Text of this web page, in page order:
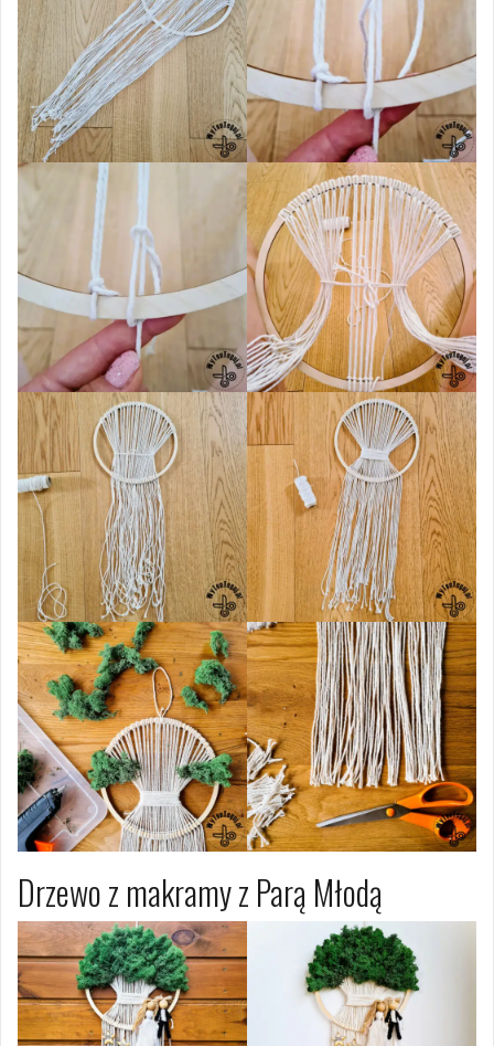
Drzewo z makramy z Parą Młodą